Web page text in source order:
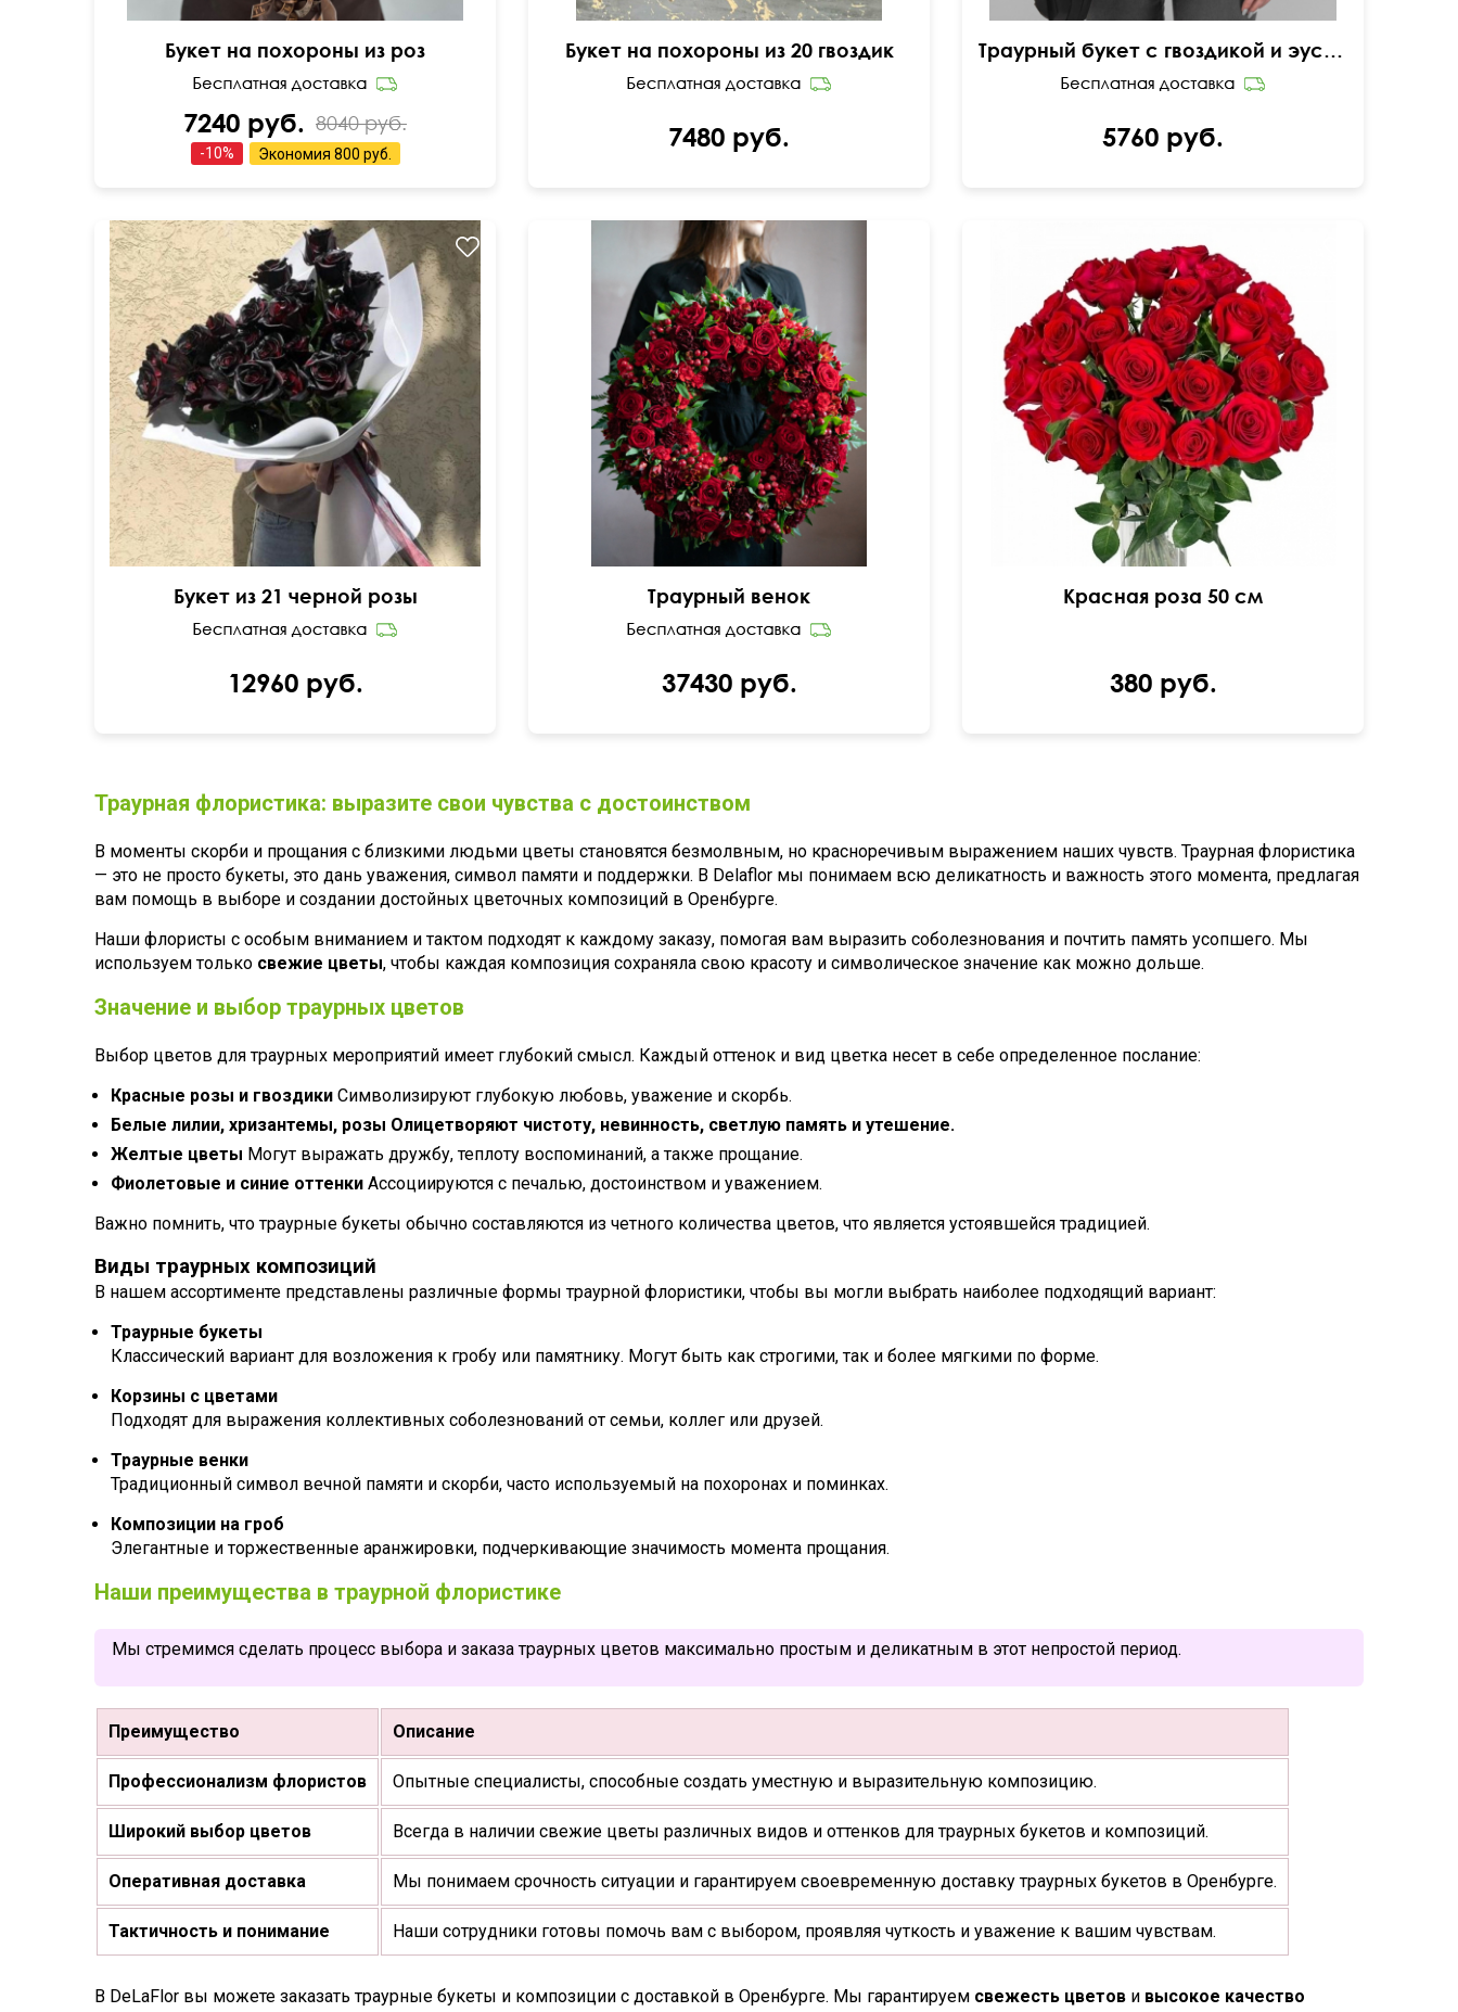
Букет на похороны из роз
7240 руб. 8040 руб.
-10% Экономия 800 руб.
Букет на похороны из 20 гвоздик
7480 руб.
Траурный букет с гвоздикой и эустомой
5760 руб.
Дизайнерская упаковка
Букет из 21 черной розы
12960 руб.
Роза, папоротник, гвоздика, гиперикум,
альстромерия
Траурный венок
37430 руб.
Красная роза 50 см
380 руб.
Траурная флористика: выразите свои чувства с достоинством
В моменты скорби и прощания с близкими людьми цветы становятся безмолвным, но красноречивым выражением наших чувств. Траурная флористика
— это не просто букеты, это дань уважения, символ памяти и поддержки. В Delaflor мы понимаем всю деликатность и важность этого момента, предлагая
вам помощь в выборе и создании достойных цветочных композиций в Оренбурге.
Наши флористы с особым вниманием и тактом подходят к каждому заказу, помогая вам выразить соболезнования и почтить память усопшего. Мы
используем только свежие цветы, чтобы каждая композиция сохраняла свою красоту и символическое значение как можно дольше.
Значение и выбор траурных цветов
Выбор цветов для траурных мероприятий имеет глубокий смысл. Каждый оттенок и вид цветка несет в себе определенное послание:
Красные розы и гвоздики Символизируют глубокую любовь, уважение и скорбь.
Белые лилии, хризантемы, розы Олицетворяют чистоту, невинность, светлую память и утешение.
Желтые цветы Могут выражать дружбу, теплоту воспоминаний, а также прощание.
Фиолетовые и синие оттенки Ассоциируются с печалью, достоинством и уважением.
Важно помнить, что траурные букеты обычно составляются из четного количества цветов, что является устоявшейся традицией.
Виды траурных композиций
В нашем ассортименте представлены различные формы траурной флористики, чтобы вы могли выбрать наиболее подходящий вариант:
Траурные букеты
Классический вариант для возложения к гробу или памятнику. Могут быть как строгими, так и более мягкими по форме.
Корзины с цветами
Подходят для выражения коллективных соболезнований от семьи, коллег или друзей.
Траурные венки
Традиционный символ вечной памяти и скорби, часто используемый на похоронах и поминках.
Композиции на гроб
Элегантные и торжественные аранжировки, подчеркивающие значимость момента прощания.
Наши преимущества в траурной флористике
Мы стремимся сделать процесс выбора и заказа траурных цветов максимально простым и деликатным в этот непростой период.
Преимущество Описание
Профессионализм флористов Опытные специалисты, способные создать уместную и выразительную композицию.
Широкий выбор цветов Всегда в наличии свежие цветы различных видов и оттенков для траурных букетов и композиций.
Оперативная доставка Мы понимаем срочность ситуации и гарантируем своевременную доставку траурных букетов в Оренбурге.
Тактичность и понимание Наши сотрудники готовы помочь вам с выбором, проявляя чуткость и уважение к вашим чувствам.
В DeLaFlor вы можете заказать траурные букеты и композиции с доставкой в Оренбурге. Мы гарантируем свежесть цветов и высокое качество